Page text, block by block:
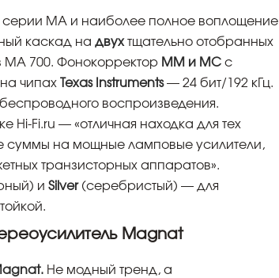
MA и наиболее полное воплощение
каскад на двухтщательно отобранных
700. Фонокорректор MM и MC с
чипах
Texas Instruments— 24 бит/192 кГц.
воспроизведения.
Hi-Fi.ru — «отличная находка для тех
суммы на мощные ламповые усилители,
транзисторных аппаратов».
и Silver(серебристый) — для
Magnat
Не модный тренд, а